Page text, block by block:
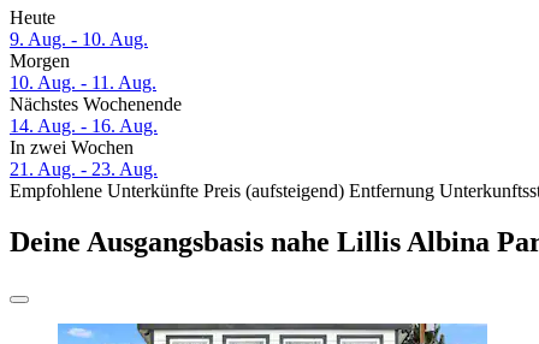
Heute
9. Aug. - 10. Aug.
Morgen
10. Aug. - 11. Aug.
Nächstes Wochenende
14. Aug. - 16. Aug.
In zwei Wochen
21. Aug. - 23. Aug.
Empfohlene Unterkünfte Preis (aufsteigend) Entfernung
Deine Ausgangsbasis nahe Lillis Albina